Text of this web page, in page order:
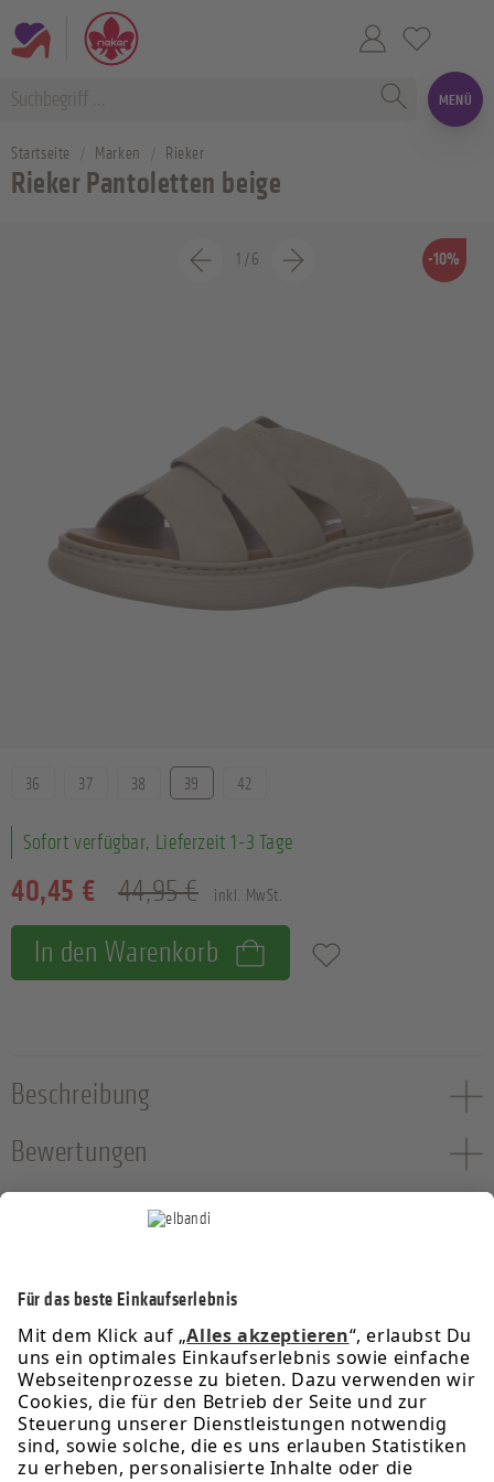
MENÜ
Startseite Marken Rieker
Rieker Pantoletten beige
-10%
1 /6
40,45 € 44,95 € inkl. MwSt.
Sofort verfügbar, Lieferzeit 1-3 Tage
Größe
36 37 38 39 42
In den Warenkorb Zum Merkzettel hinzufügen
Beschreibung
Bewertungen
Service-Hotline
Informationen
Rechtliches
Über uns